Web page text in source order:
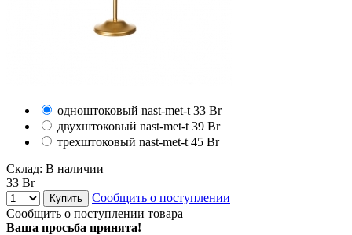
одноштоковый nast-met-t 33 Br
двухштоковый nast-met-t 39 Br
трехштоковый nast-met-t 45 Br
Склад: В наличии
33 Br
Купить
Сообщить о поступлении
Сообщить о поступлении товара
Ваша просьба принята!